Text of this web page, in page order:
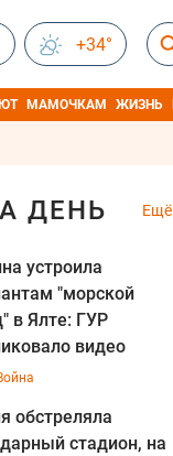
+34°
МАМОЧКАМ ЖИЗНЬ
ДЕНЬ Ещё
устроила
"морской
в Ялте: ГУР
видео
обстреляла
стадион, на